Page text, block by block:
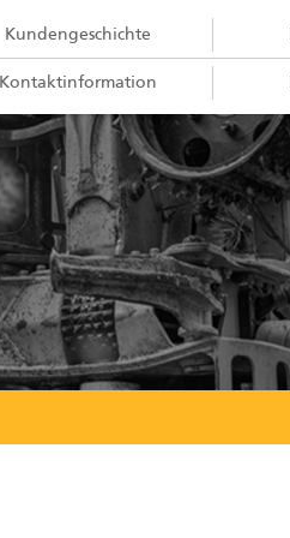
Kundengeschichte
Kontaktinformation